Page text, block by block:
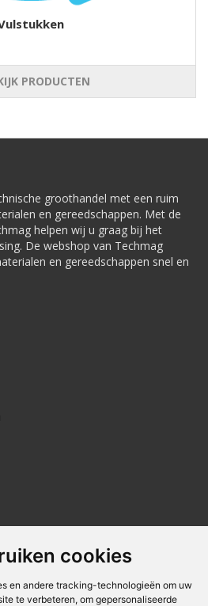
cookies
en andere tracking-technologieën om uw
te verbeteren, om gepersonaliseerde
PRODUCTEN
groothandel met een ruim
en gereedschappen. Met de
helpen wij u graag bij het
De webshop van Techmag
en gereedschappen snel en